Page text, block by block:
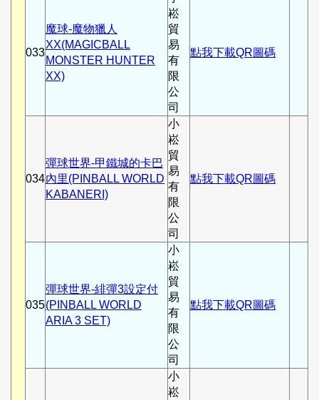
033
魔球-魔物獵人
XX(MAGICBALL
MONSTER HUNTER
XX)
崧
貿
易
有
限
公
司
點我下載QR圖碼
034
彈球世界-甲鐵城的卡巴
內里(PINBALL WORLD
KABANERI)
小
崧
貿
易
有
限
公
司
點我下載QR圖碼
035
彈球世界-緋彈3設定付
(PINBALL WORLD
ARIA 3 SET)
小
崧
貿
易
有
限
公
司
點我下載QR圖碼
小
崧